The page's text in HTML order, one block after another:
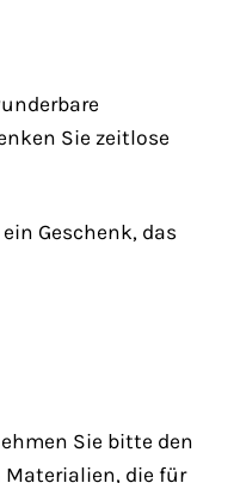
Sie zeitlose
Geschenk, das
Sie bitte den
Materialien, die für